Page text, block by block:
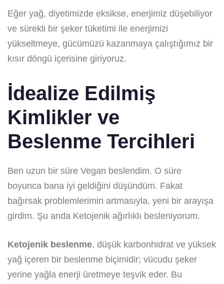
Eğer yağ, diyetimizde eksikse, enerjimiz düşebiliyor
ve sürekli bir şeker tüketimi ile enerjimizi
yükseltmeye, gücümüzü kazanmaya çalıştığımız bir
kısır döngü içerisine giriyoruz.
İdealize Edilmiş
Kimlikler ve
Beslenme Tercihleri
Ben uzun bir süre Vegan beslendim. O süre
boyunca bana iyi geldiğini düşündüm. Fakat
bağırsak problemlerimin artmasıyla, yeni bir arayışa
girdim. Şu anda Ketojenik ağırlıklı besleniyorum.
Ketojenik beslenme, düşük karbonhidrat ve yüksek
yağ içeren bir beslenme biçimidir; vücudu şeker
yerine yağla enerji üretmeye teşvik eder. Bu